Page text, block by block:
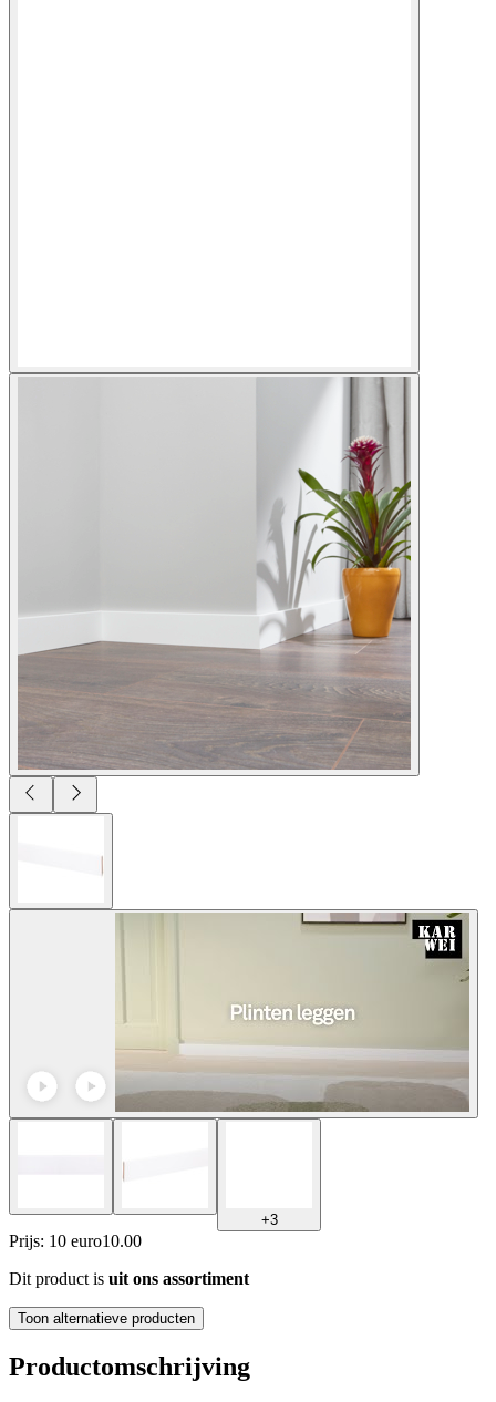
+3
Prijs: 10 euro10.00
Dit product is uit ons assortiment
Toon alternatieve producten
Productomschrijving